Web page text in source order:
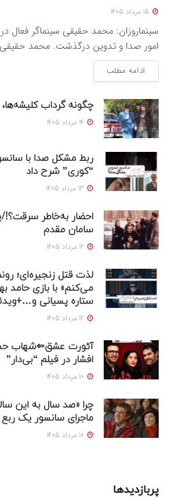
سینماروزان: محمد حقیقی سینماگر فعال در
امور صدا و تدوین درگذشت. محمد حقیقی
ادامه مطلب
چگونه گرداب
ربط مشکل صدا با
“کوری” شرح داد
احضار به‌خاطر سرقت؟!/
سامان مقدم
لذت قتل زنجیره‌ای؛
می‌کنم» با بازی حامد
ستاره پسیانی
آئورت عشق⇐شهاب
افشار در فیلم “بی‌دار”
چرا «صد سال به این
ماجرای سانسور یک
پربازدیدها